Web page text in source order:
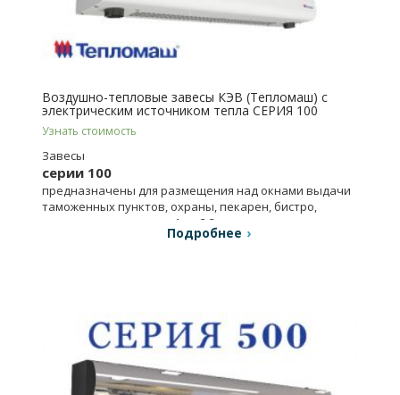
Воздушно-тепловые завесы КЭВ (Тепломаш) с
электрическим источником тепла СЕРИЯ 100
Узнать стоимость
Завесы
серии 100
предназначены для размещения над окнами выдачи
таможенных пунктов, охраны, пекарен, бистро,
магазинов, киосков от 1 до 2,2 метров.
Подробнее